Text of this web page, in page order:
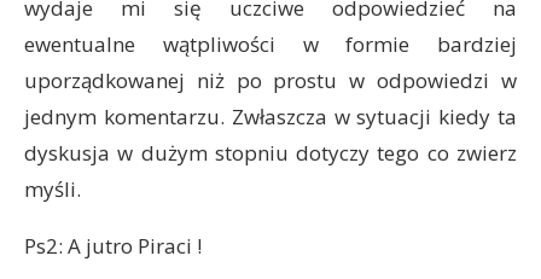
wydaje mi się uczciwe odpowiedzieć na
ewentualne wątpliwości w formie bardziej
uporządkowanej niż po prostu w odpowiedzi w
jednym komentarzu. Zwłaszcza w sytuacji kiedy ta
dyskusja w dużym stopniu dotyczy tego co zwierz
myśli.
Ps2: A jutro Piraci !